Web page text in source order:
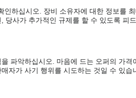
하십시오. 장비 소유자에 대한 정보를
사가 추가적인 규제를 할 수 있도록 피
파악하십시오. 마음에 드는 오퍼의 가격
자가 사기 행위를 시도하는 것일 수 있습